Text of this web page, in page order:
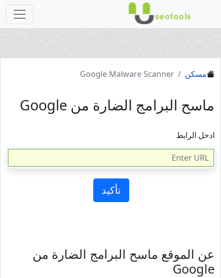
مسكن Google Malware Scanner
ماسح البرامج الضارة من Google
ادخل الرابط
عن الموقع ماسح البرامج الضارة من
Google